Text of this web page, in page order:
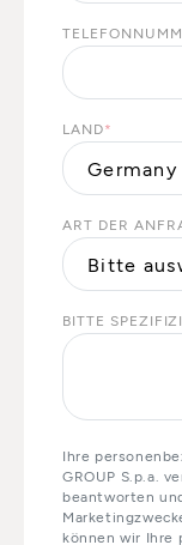
LAND*
ART DER
BITTE
Ihre
GROUP S.p.a.
beantworten
können wir Ihre